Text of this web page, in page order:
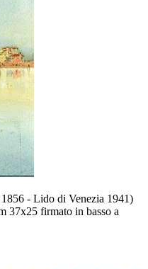
- Lido di Venezia 1941)
37x25 firmato in basso a